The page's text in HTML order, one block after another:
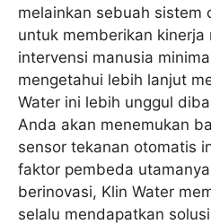
melainkan sebuah sistem
untuk memberikan kinerja
intervensi manusia
mengetahui lebih lanjut
Water ini lebih unggul
Anda akan menemukan
sensor tekanan otomatis
faktor pembeda
berinovasi, Klin Water
selalu mendapatkan